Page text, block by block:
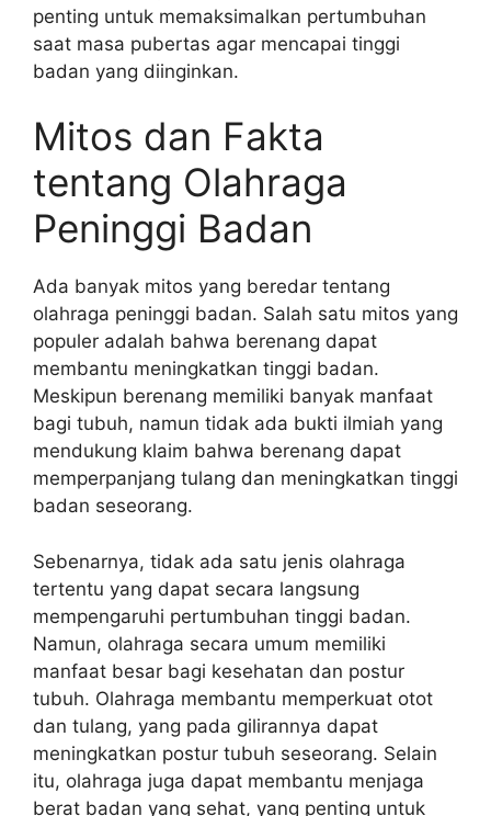
penting untuk memaksimalkan pertumbuhan
saat masa pubertas agar mencapai tinggi
badan yang diinginkan.
Mitos dan Fakta
tentang Olahraga
Peninggi Badan
Ada banyak mitos yang beredar tentang
olahraga peninggi badan. Salah satu mitos yang
populer adalah bahwa berenang dapat
membantu meningkatkan tinggi badan.
Meskipun berenang memiliki banyak manfaat
bagi tubuh, namun tidak ada bukti ilmiah yang
mendukung klaim bahwa berenang dapat
memperpanjang tulang dan meningkatkan tinggi
badan seseorang.
Sebenarnya, tidak ada satu jenis olahraga
tertentu yang dapat secara langsung
mempengaruhi pertumbuhan tinggi badan.
Namun, olahraga secara umum memiliki
manfaat besar bagi kesehatan dan postur
tubuh. Olahraga membantu memperkuat otot
dan tulang, yang pada gilirannya dapat
meningkatkan postur tubuh seseorang. Selain
itu, olahraga juga dapat membantu menjaga
berat badan yang sehat, yang penting untuk